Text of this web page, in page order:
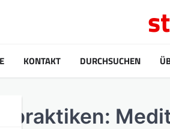
KONTAKT DURCHSUCHEN